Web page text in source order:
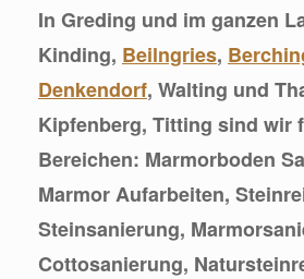
In Greding und im ganzen
Kinding, Beilngries,
Denkendorf, Walting und
Kipfenberg, Titting sind wir
Bereichen: Marmorboden
Marmor Aufarbeiten,
Steinsanierung,
Cottosanierung,